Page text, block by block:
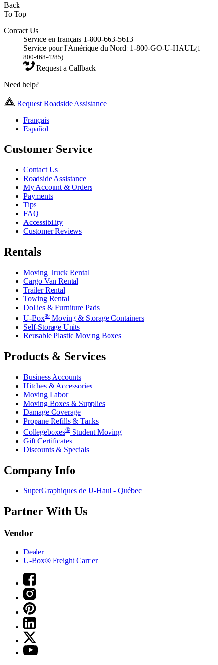
Back
To Top
Contact Us
Service en français 1-800-663-5613
Service pour l'Amérique du Nord: 1-800-GO-U-HAUL(1-
800-468-4285)
Request a Callback
Need help?
Request Roadside Assistance
Français
Español
Customer Service
Contact Us
Roadside Assistance
My Account & Orders
Payments
Tips
FAQ
Accessibility
Customer Reviews
Rentals
Moving Truck Rental
Cargo Van Rental
Trailer Rental
Towing Rental
Dollies & Furniture Pads
U-Box® Moving & Storage Containers
Self-Storage Units
Reusable Plastic Moving Boxes
Products & Services
Business Accounts
Hitches & Accessories
Moving Labor
Moving Boxes & Supplies
Damage Coverage
Propane Refills & Tanks
Collegeboxes® Student Moving
Gift Certificates
Discounts & Specials
Company Info
SuperGraphiques de U-Haul - Québec
Partner With Us
Vendor
Dealer
U-Box® Freight Carrier